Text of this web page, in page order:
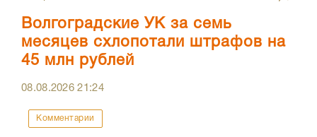
Волгоградские УК за семь
месяцев схлопотали штрафов на
45 млн рублей
08.08.202621:24
Комментарии